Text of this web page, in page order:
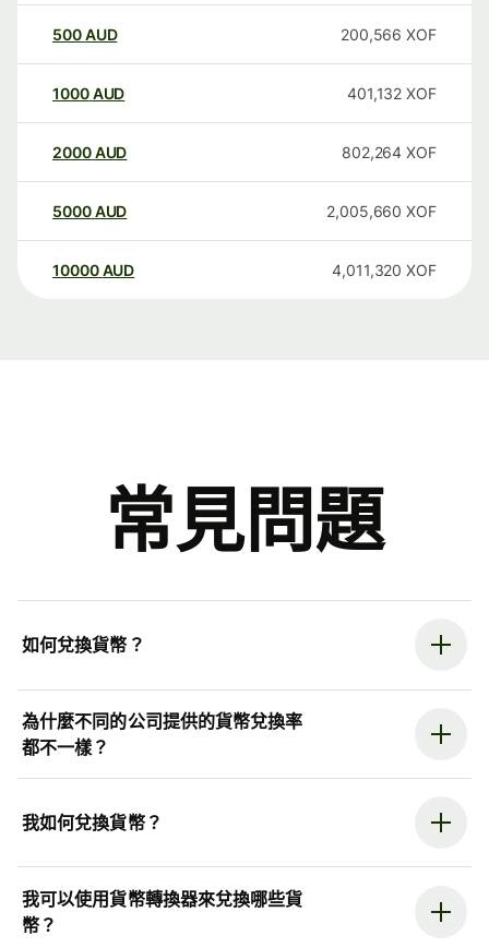
500AUD 200,566 XOF
1000AUD 401,132 XOF
2000AUD 802,264 XOF
5000AUD 2,005,660 XOF
10000 AUD 4,011,320 XOF
常見問題
如何兌換貨幣？
為什麼不同的公司提供的貨幣兌換率
都不一樣？
我如何兌換貨幣？
我可以使用貨幣轉換器來兌換哪些貨
幣？